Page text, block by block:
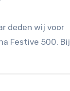
deden wij voor
Festive 500. Bij